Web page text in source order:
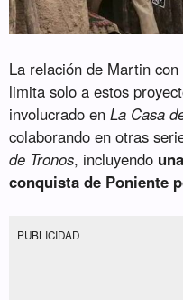
La relación de Martin
limita solo a estos
involucrado enLa Casa
colaborando en otras
de Tronos, incluyendo
conquista de Poniente
PUBLICIDAD